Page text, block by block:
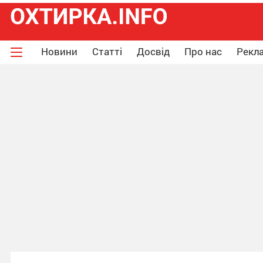
Новини Статті Досвід Про нас